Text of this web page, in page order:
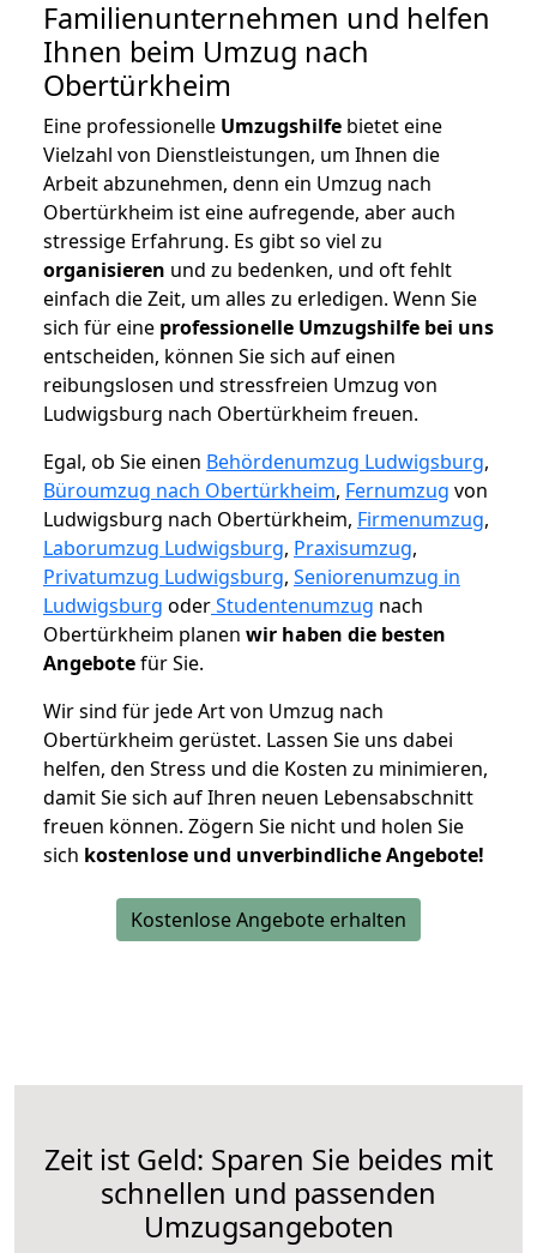
Familienunternehmen und helfen
Ihnen beim Umzug nach
Obertürkheim
Eine professionelle Umzugshilfe bietet eine
Vielzahl von Dienstleistungen, um Ihnen die
Arbeit abzunehmen, denn ein Umzug nach
Obertürkheim ist eine aufregende, aber auch
stressige Erfahrung. Es gibt so viel zu
organisieren und zu bedenken, und oft fehlt
einfach die Zeit, um alles zu erledigen. Wenn Sie
sich für eine professionelle Umzugshilfe bei uns
entscheiden, können Sie sich auf einen
reibungslosen und stressfreien Umzug von
Ludwigsburg nach Obertürkheim freuen.
Egal, ob Sie einen Behördenumzug Ludwigsburg,
Büroumzug nach Obertürkheim, Fernumzug von
Ludwigsburg nach Obertürkheim, Firmenumzug,
Laborumzug Ludwigsburg, Praxisumzug,
Privatumzug Ludwigsburg, Seniorenumzug in
Ludwigsburg oderStudentenumzug nach
Obertürkheim planen wir haben die besten
Angebotefür Sie.
Wir sind für jede Art von Umzug nach
Obertürkheim gerüstet. Lassen Sie uns dabei
helfen, den Stress und die Kosten zu minimieren,
damit Sie sich auf Ihren neuen Lebensabschnitt
freuen können. Zögern Sie nicht und holen Sie
sich kostenlose und unverbindliche Angebote!
Kostenlose Angebote erhalten
Zeit ist Geld: Sparen Sie beides mit
schnellen und passenden
Umzugsangeboten